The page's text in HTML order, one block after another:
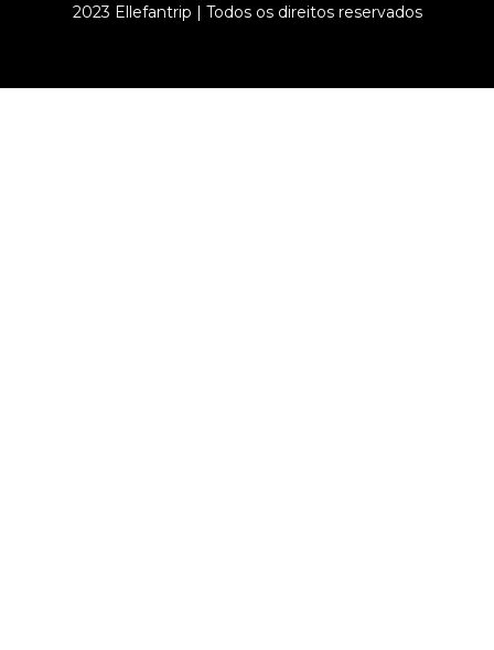
2023 Ellefantrip | Todos os direitos reservados